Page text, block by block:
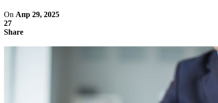
On Апр 29, 2025
27
Share